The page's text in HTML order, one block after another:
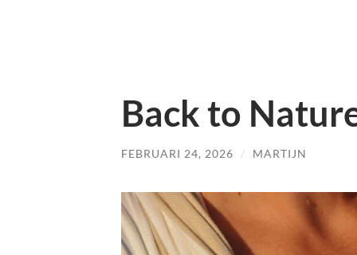
Back to
FEBRUARI 24, 2026 / MARTIJN